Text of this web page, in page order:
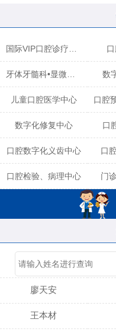
数
儿童口腔医学中心
数字化修复中心 口
口腔数字化义齿中心 口
口腔检验、病理中心 门
陈育玲
廖天安
王本材